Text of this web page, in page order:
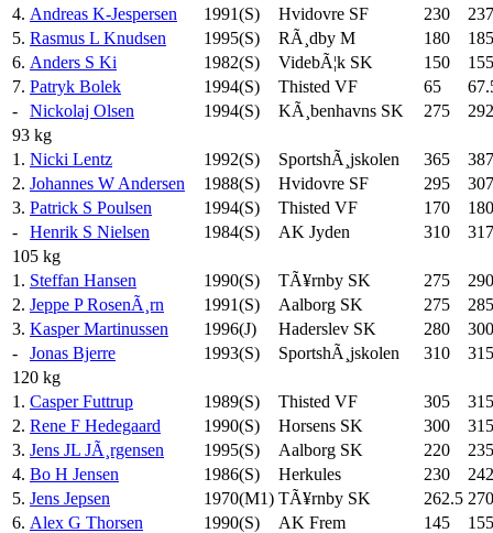
4. Andreas K-Jespersen 1991(S) Hvidovre SF 230
5. Rasmus L Knudsen 1995(S) RÃ¸dby M 180
185
6. Anders S Ki 1982(S) VidebÃ¦k SK 150
155
7. Patryk Bolek 1994(S) Thisted VF 65
-
Nickolaj Olsen 1994(S) KÃ¸benhavns SK 275
93 kg
1. Nicki Lentz 1992(S) SportshÃ¸jskolen 365
2. Johannes W Andersen 1988(S) Hvidovre SF 295
3. Patrick S Poulsen 1994(S) Thisted VF 170
180
-
Henrik S Nielsen 1984(S) AK Jyden 310
105 kg
1. Steffan Hansen 1990(S) TÃ¥rnby SK 275
290
2. Jeppe P RosenÃ¸rn 1991(S) Aalborg SK 275
285
3. Kasper Martinussen 1996(J) Haderslev SK 280
300
-
Jonas Bjerre 1993(S) SportshÃ¸jskolen 310
315
120 kg
1. Casper Futtrup 1989(S) Thisted VF 305
315
2. Rene F Hedegaard 1990(S) Horsens SK 300
315
3. Jens JL JÃ¸rgensen 1995(S) Aalborg SK 220
235
4. Bo H Jensen 1986(S) Herkules 230
5. Jens Jepsen 1970(M1) TÃ¥rnby SK 262.5 270
6. Alex G Thorsen 1990(S) AK Frem 145
155